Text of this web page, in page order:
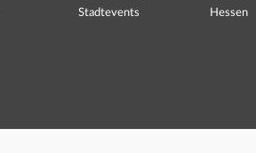
Stadtevents
Hessen